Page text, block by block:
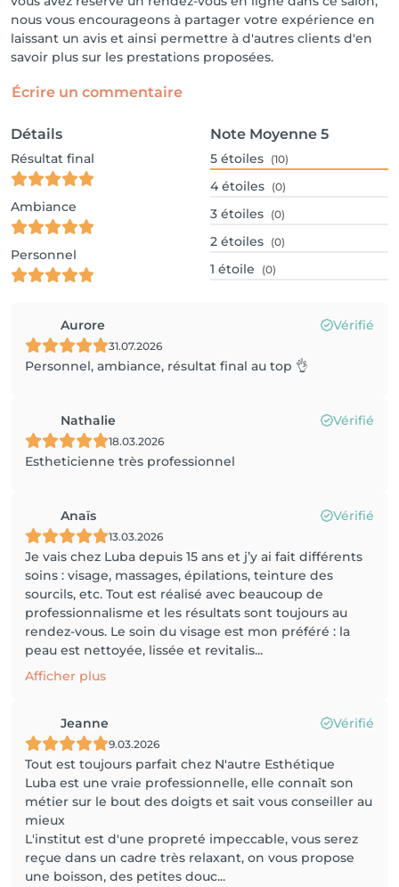
nous vous encourageons à partager votre expérience en
laissant un avis et ainsi permettre à d'autres clients d'en
savoir plus sur les prestations proposées.
Écrire un commentaire
Détails
Résultat final
Ambiance
Personnel
Note Moyenne 5
5 étoiles (10)
4 étoiles (0)
3 étoiles (0)
2 étoiles (0)
1 étoile (0)
Aurore Vérifié
31.07.2026
Personnel, ambiance, résultat final au top 👌
Nathalie Vérifié
18.03.2026
Estheticienne très professionnel
Anaïs Vérifié
13.03.2026
Je vais chez Luba depuis 15 ans et j’y ai fait différents
soins : visage, massages, épilations, teinture des
sourcils, etc. Tout est réalisé avec beaucoup de
professionnalisme et les résultats sont toujours au
rendez-vous. Le soin du visage est mon préféré : la
peau est nettoyée, lissée et revitalis...
Afficher plus
Jeanne Vérifié
9.03.2026
Tout est toujours parfait chez N'autre Esthétique
Luba est une vraie professionnelle, elle connaît son
métier sur le bout des doigts et sait vous conseiller au
mieux
L'institut est d'une propreté impeccable, vous serez
reçue dans un cadre très relaxant, on vous propose
une boisson, des petites douc...